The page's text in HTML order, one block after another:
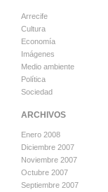
Arrecife
Cultura
Economía
Imágenes
Medio ambiente
Política
Sociedad
ARCHIVOS
Enero 2008
Diciembre 2007
Noviembre 2007
Octubre 2007
Septiembre 2007